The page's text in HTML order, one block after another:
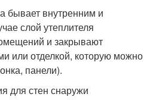
бывает внутренним и
слой утеплителя
и закрывают
или отделкой, которую можно
панели).